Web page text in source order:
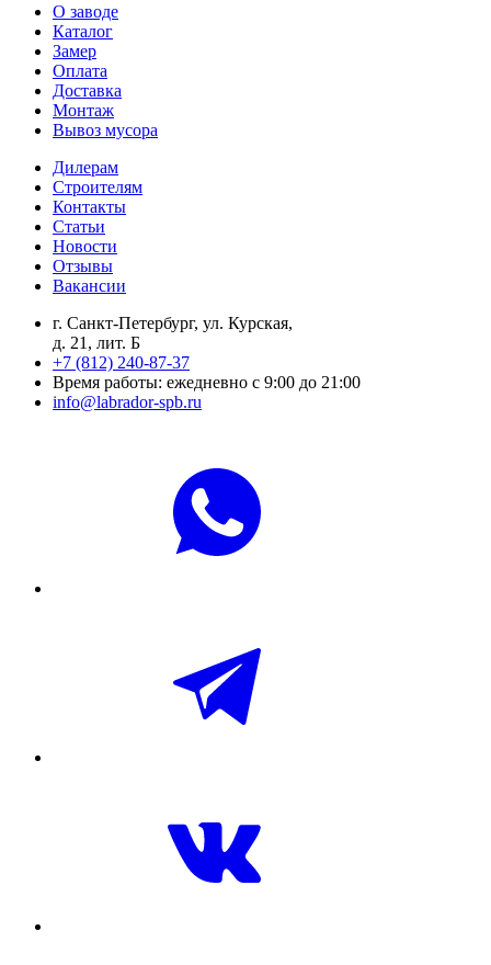
О заводе
Каталог
Замер
Оплата
Доставка
Монтаж
Вывоз мусора
Дилерам
Строителям
Контакты
Статьи
Новости
Отзывы
Вакансии
г. Санкт-Петербург, ул. Курская,
д. 21, лит. Б
+7 (812) 240-87-37
Время работы: ежедневно с 9:00 до 21:00
info@labrador-spb.ru